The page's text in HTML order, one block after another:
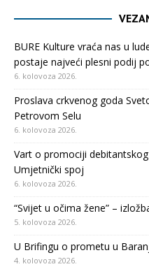
BURE Kulture vraća nas u
postaje najveći plesni podij
6. kolovoza 2026.
Proslava crkvenog goda
Petrovom Selu
6. kolovoza 2026.
Vart o promociji
Umjetnički spoj
6. kolovoza 2026.
“Svijet u očima žene” –
5. kolovoza 2026.
U Brifingu o prometu u
4. kolovoza 2026.